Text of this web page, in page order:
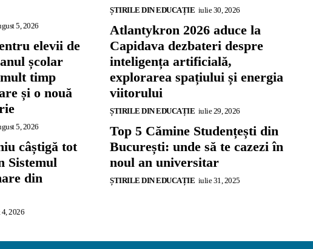
5, 2026
elevii de
școlar
timp
și o nouă
5, 2026
câștigă tot
Sistemul
din
4, 2026
ȘTIRILE DIN EDUCAȚIE iulie 30, 2026
Atlantykron 2026 aduce la
Capidava dezbateri despre
inteligența artificială,
explorarea spațiului și energia
viitorului
ȘTIRILE DIN EDUCAȚIE iulie 29, 2026
Top 5 Cămine Studențești din
București: unde să te cazezi în
noul an universitar
ȘTIRILE DIN EDUCAȚIE iulie 31, 2025